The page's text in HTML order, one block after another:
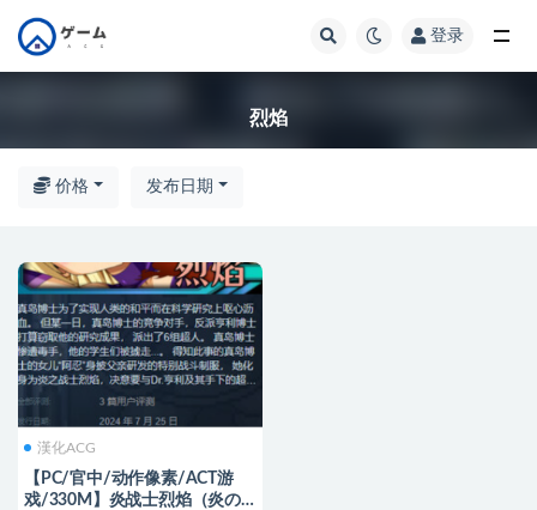
登录
烈焰
价格 发布日期
漢化ACG
【PC/官中/动作像素/ACT游
戏/330M】炎战士烈焰（炎の